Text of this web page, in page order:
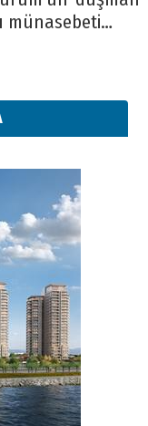
münasebeti…